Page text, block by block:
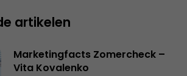
artikelen
Marketingfacts Zomercheck –
Vita Kovalenko